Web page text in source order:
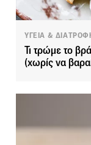
ΥΓΕΙΑ &
Τι τρώμε το
(χωρίς να